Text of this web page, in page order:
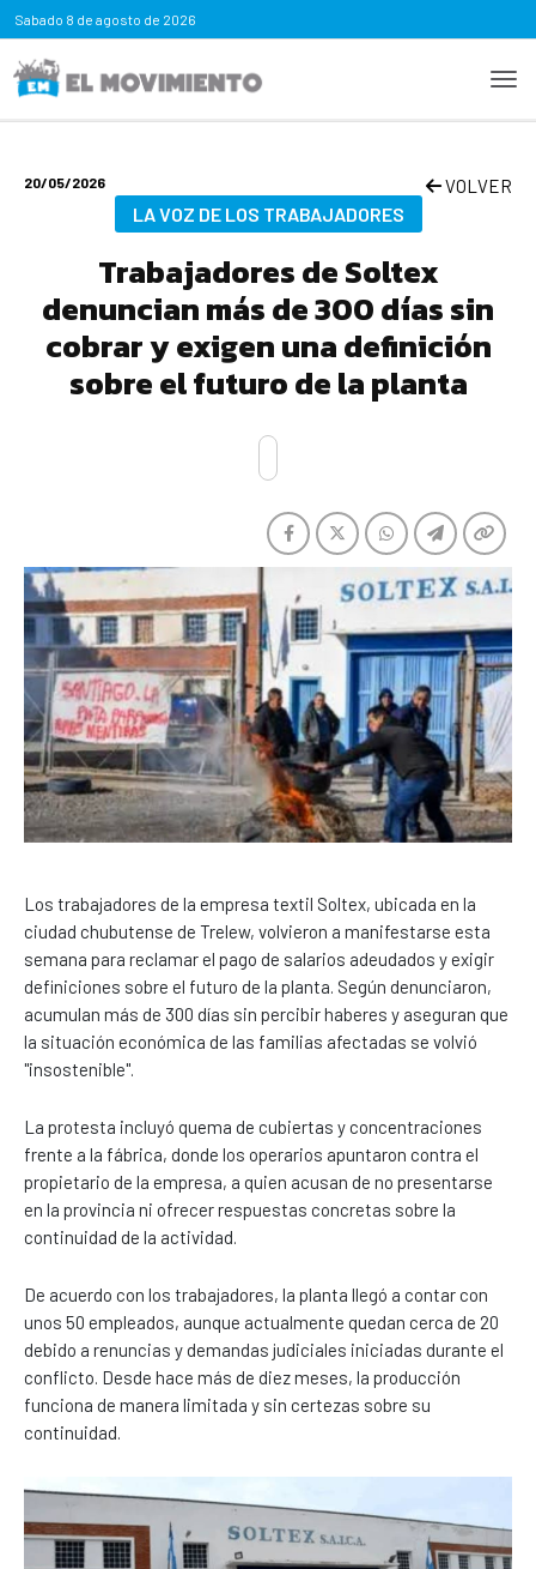
Sabado 8 de agosto de 2026
20/05/2026 VOLVER
LA VOZ DE LOS TRABAJADORES
Trabajadores de Soltex
denuncian más de 300 días sin
cobrar y exigen una definición
sobre el futuro de la planta
Los trabajadores de la empresa textil Soltex, ubicada en la
ciudad chubutense de Trelew, volvieron a manifestarse esta
semana para reclamar el pago de salarios adeudados y exigir
definiciones sobre el futuro de la planta. Según denunciaron,
acumulan más de 300 días sin percibir haberes y aseguran que
la situación económica de las familias afectadas se volvió
"insostenible".
La protesta incluyó quema de cubiertas y concentraciones
frente a la fábrica, donde los operarios apuntaron contra el
propietario de la empresa, a quien acusan de no presentarse
en la provincia ni ofrecer respuestas concretas sobre la
continuidad de la actividad.
De acuerdo con los trabajadores, la planta llegó a contar con
unos 50 empleados, aunque actualmente quedan cerca de 20
debido a renuncias y demandas judiciales iniciadas durante el
conflicto. Desde hace más de diez meses, la producción
funciona de manera limitada y sin certezas sobre su
continuidad.